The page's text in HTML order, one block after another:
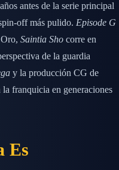
antes de la serie principal
off más pulido. Episode G
Saintia Sho corre en
de la guardia
y la producción CG de
franquicia en generaciones
Es